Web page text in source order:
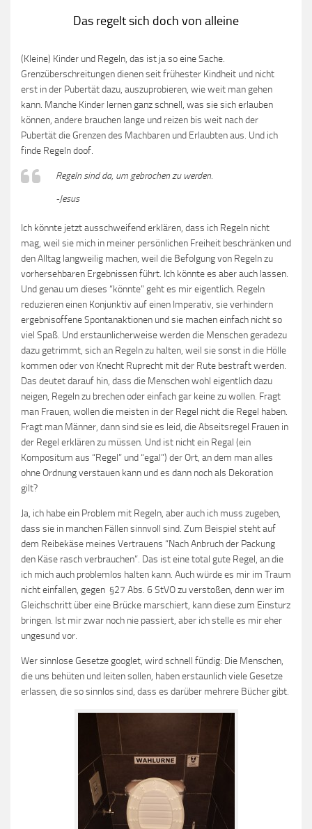
Das regelt sich doch von alleine
(Kleine) Kinder und Regeln, das ist ja so eine Sache.
Grenzüberschreitungen dienen seit frühester Kindheit und nicht
erst in der Pubertät dazu, auszuprobieren, wie weit man gehen
kann. Manche Kinder lernen ganz schnell, was sie sich erlauben
können, andere brauchen lange und reizen bis weit nach der
Pubertät die Grenzen des Machbaren und Erlaubten aus. Und ich
finde Regeln doof.
Regeln sind da, um gebrochen zu werden.
-Jesus
Ich könnte jetzt ausschweifend erklären, dass ich Regeln nicht
mag, weil sie mich in meiner persönlichen Freiheit beschränken und
den Alltag langweilig machen, weil die Befolgung von Regeln zu
vorhersehbaren Ergebnissen führt. Ich könnte es aber auch lassen.
Und genau um dieses “könnte” geht es mir eigentlich. Regeln
reduzieren einen Konjunktiv auf einen Imperativ, sie verhindern
ergebnisoffene Spontanaktionen und sie machen einfach nicht so
viel Spaß. Und erstaunlicherweise werden die Menschen geradezu
dazu getrimmt, sich an Regeln zu halten, weil sie sonst in die Hölle
kommen oder von Knecht Ruprecht mit der Rute bestraft werden.
Das deutet darauf hin, dass die Menschen wohl eigentlich dazu
neigen, Regeln zu brechen oder einfach gar keine zu wollen. Fragt
man Frauen, wollen die meisten in der Regel nicht die Regel haben.
Fragt man Männer, dann sind sie es leid, die Abseitsregel Frauen in
der Regel erklären zu müssen. Und ist nicht ein Regal (ein
Kompositum aus “Regel” und “egal”) der Ort, an dem man alles
ohne Ordnung verstauen kann und es dann noch als Dekoration
gilt?
Ja, ich habe ein Problem mit Regeln, aber auch ich muss zugeben,
dass sie in manchen Fällen sinnvoll sind. Zum Beispiel steht auf
dem Reibekäse meines Vertrauens “Nach Anbruch der Packung
den Käse rasch verbrauchen”. Das ist eine total gute Regel, an die
ich mich auch problemlos halten kann. Auch würde es mir im Traum
nicht einfallen, gegen §27 Abs. 6 StVO zu verstoßen, denn wer im
Gleichschritt über eine Brücke marschiert, kann diese zum Einsturz
bringen. Ist mir zwar noch nie passiert, aber ich stelle es mir eher
ungesund vor.
Wer sinnlose Gesetze googlet, wird schnell fündig: Die Menschen,
die uns behüten und leiten sollen, haben erstaunlich viele Gesetze
erlassen, die so sinnlos sind, dass es darüber mehrere Bücher gibt.